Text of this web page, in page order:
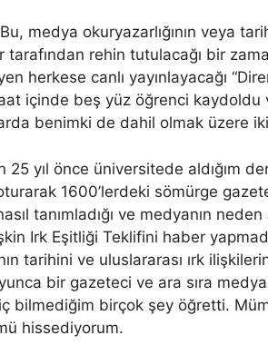
medya okuryazarlığının veya
rehin tutulacağı bir
herkese canlı yayınlayacağı
içinde beş yüz öğrenci kaydoldu
benimki de dahil olmak üzere
25 yıl önce üniversitede aldığım
1600’lerdeki sömürge
tanımladığı ve medyanın neden
Irk Eşitliği Teklifini haber
tarihini ve uluslararası ırk
bir gazeteci ve ara sıra
bilmediğim birçok şey öğretti.
hissediyorum.